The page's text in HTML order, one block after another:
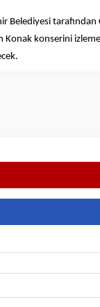
Belediyesi
Konak konserini